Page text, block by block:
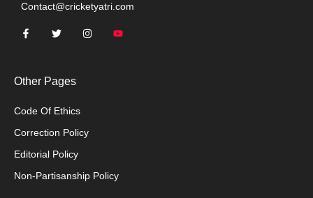
Contact@cricketyatri.com
Other Pages
Code Of Ethics
Correction Policy
Editorial Policy
Non-Partisanship Policy